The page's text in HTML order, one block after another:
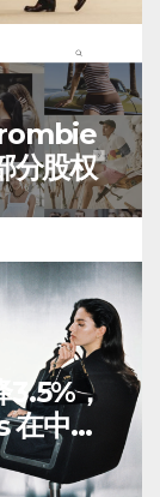
分股权
，
中国